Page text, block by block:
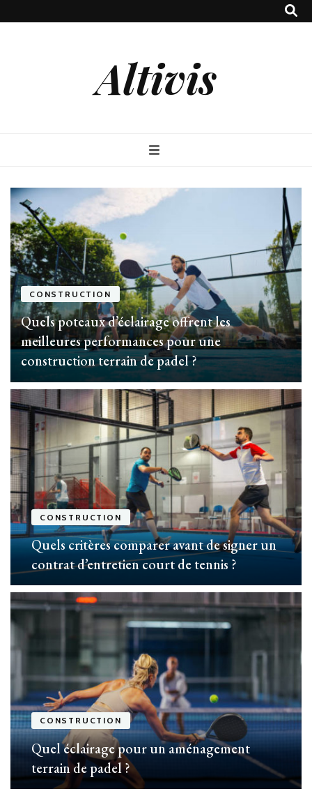
Altivis
CONSTRUCTION
Quels poteaux d’éclairage offrent les
meilleures performances pour une
construction terrain de padel ?
CONSTRUCTION
Quels critères comparer avant de signer un
contrat d’entretien court de tennis ?
CONSTRUCTION
Quel éclairage pour un aménagement
terrain de padel ?